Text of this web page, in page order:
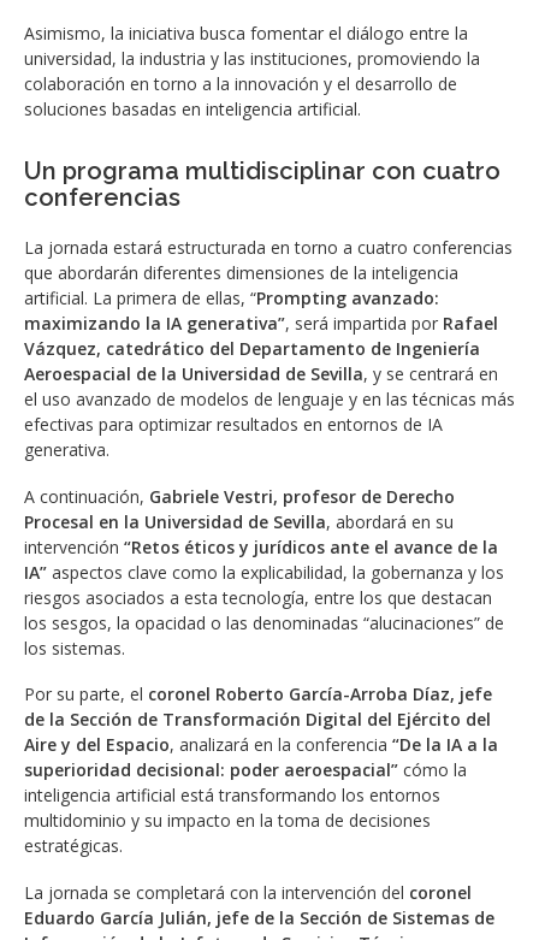
Asimismo, la iniciativa busca fomentar el diálogo entre la
universidad, la industria y las instituciones, promoviendo la
colaboración en torno a la innovación y el desarrollo de
soluciones basadas en inteligencia artificial.
Un programa multidisciplinar con cuatro
conferencias
La jornada estará estructurada en torno a cuatro conferencias
que abordarán diferentes dimensiones de la inteligencia
artificial. La primera de ellas, “Prompting avanzado:
maximizando la IA generativa”, será impartida por Rafael
Vázquez, catedrático del Departamento de Ingeniería
Aeroespacial de la Universidad de Sevilla, y se centrará en
el uso avanzado de modelos de lenguaje y en las técnicas más
efectivas para optimizar resultados en entornos de IA
generativa.
A continuación, Gabriele Vestri, profesor de Derecho
Procesal en la Universidad de Sevilla, abordará en su
intervención “Retos éticos y jurídicos ante el avance de la
IA” aspectos clave como la explicabilidad, la gobernanza y los
riesgos asociados a esta tecnología, entre los que destacan
los sesgos, la opacidad o las denominadas “alucinaciones” de
los sistemas.
Por su parte, el coronel Roberto García-Arroba Díaz, jefe
de la Sección de Transformación Digital del Ejército del
Aire y del Espacio, analizará en la conferencia “De la IA a la
superioridad decisional: poder aeroespacial” cómo la
inteligencia artificial está transformando los entornos
multidominio y su impacto en la toma de decisiones
estratégicas.
La jornada se completará con la intervención del coronel
Eduardo García Julián, jefe de la Sección de Sistemas de